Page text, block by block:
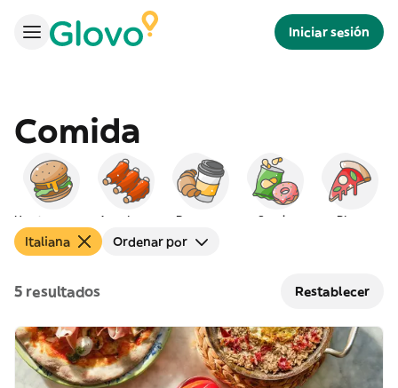
Iniciar sesión
Comida
Americana Desayuno Snacks Pizza
Italiana Ordenar por
5 resultados Restablecer